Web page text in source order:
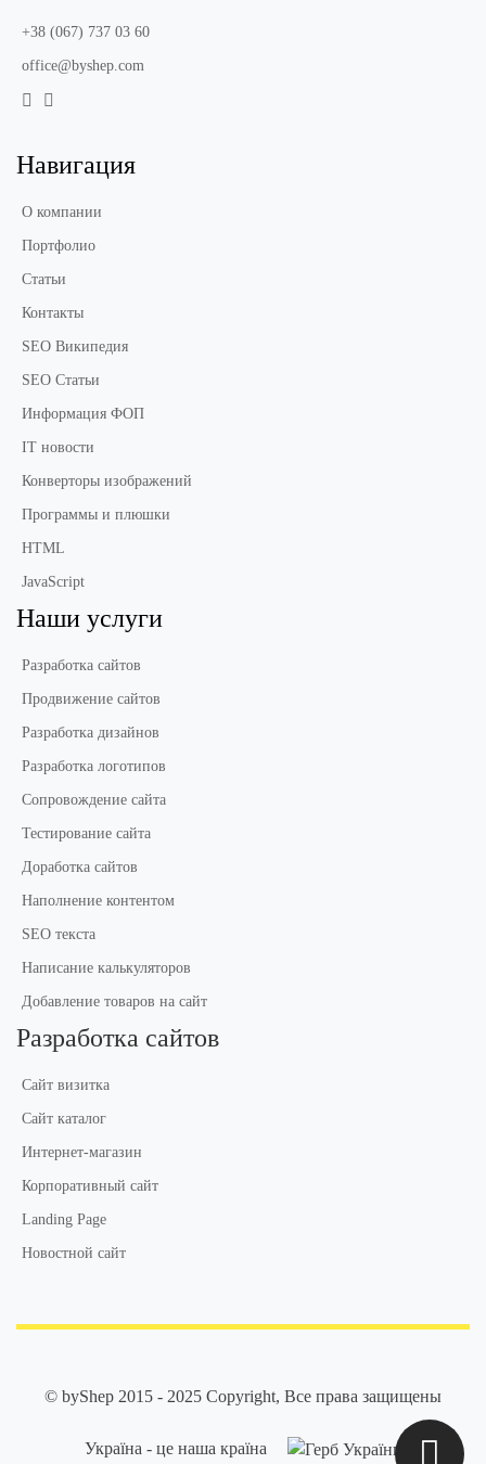
+38 (067) 737 03 60
office@byshep.com
Навигация
О компании
Портфолио
Статьи
Контакты
SEO Википедия
SEO Статьи
Информация ФОП
IT новости
Конверторы изображений
Программы и плюшки
HTML
JavaScript
Наши услуги
Разработка сайтов
Продвижение сайтов
Разработка дизайнов
Разработка логотипов
Сопровождение сайта
Тестирование сайта
Доработка сайтов
Наполнение контентом
SEO текста
Написание калькуляторов
Добавление товаров на сайт
Разработка сайтов
Сайт визитка
Сайт каталог
Интернет-магазин
Корпоративный сайт
Landing Page
Новостной сайт
© byShep 2015 - 2025 Copyright, Все права защищены
Україна - це наша країна